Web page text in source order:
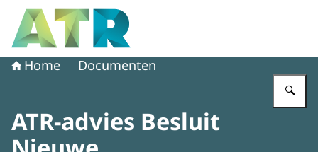
Naar de homepage van Adviescollege toetsing regeldruk
Home Documenten
ATR-advies Besluit